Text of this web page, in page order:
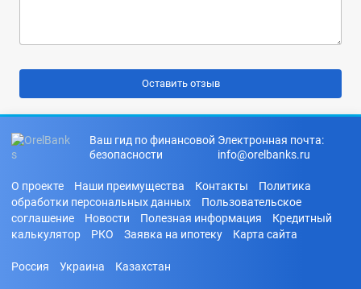
Ваш гид по финансовой
безопасности
Электронная почта:
info@orelbanks.ru
О проекте Наши преимущества Контакты
Политика
обработки персональных данных
Пользовательское
соглашение
Новости Полезная информация
Кредитный
калькулятор
РКО Заявка на ипотеку Карта сайта
Россия Украина Казахстан